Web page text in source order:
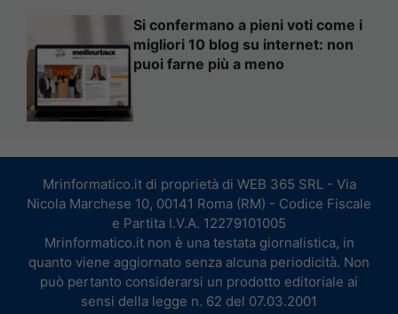
Si confermano a pieni voti come i
migliori 10 blog su internet: non
puoi farne più a meno
Mrinformatico.it di proprietà di WEB 365 SRL - Via
Nicola Marchese 10, 00141 Roma (RM) - Codice Fiscale
e Partita I.V.A. 12279101005
Mrinformatico.it non è una testata giornalistica, in
quanto viene aggiornato senza alcuna periodicità. Non
può pertanto considerarsi un prodotto editoriale ai
sensi della legge n. 62 del 07.03.2001